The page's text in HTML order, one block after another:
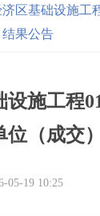
区基础设施工
果公告
施工程
位（成交
05-19 10:25